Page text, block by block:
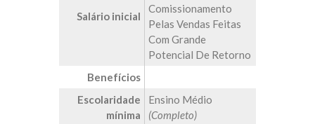
Salário inicial
Comissionamento
Pelas Vendas Feitas
Com Grande
Potencial De Retorno
Benefícios
Escolaridade
mínima
Ensino Médio
(Completo)